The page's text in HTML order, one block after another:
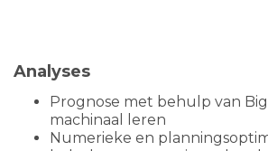
Analyses
Prognose met behulp van
machinaal leren
Numerieke en